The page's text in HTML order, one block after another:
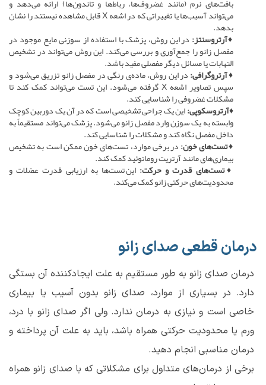
بافت‌های نرم (مانند غضروف‌ها، رباط‌ها و تاندون‌ها) ارائه می‌دهد و
می‌تواند آسیب‌ها یا تغییراتی که در اشعه X قابل مشاهده نیستند را نشان
بدهد.
♦آرتروسنتز: در این روش، پزشک با استفاده از سوزنی مایع موجود در
مفصل زانو را جمع‌آوری و بررسی می‌کند. این روش می‌تواند در تشخیص
التهابات یا مسائل دیگر مفصلی مفید باشد.
♦آرتروگرافی:در این روش، ماده‌ی رنگی در مفصل زانو تزریق می‌شود و
سپس تصاویر اشعه X گرفته می‌شود. این تست می‌تواند کمک کند تا
مشکلات غضروفی را شناسایی کند.
♦آرتروسکوپی:این یک جراحی تشخیصی است که در آن یک دوربین کوچک
وابسته به یک سوزن وارد مفصل زانو می‌شود. پزشک می‌تواند مستقیماً به
داخل مفصل نگاه کند و مشکلات را شناسایی کند.
♦تست‌های خون:در برخی موارد، تست‌های خون ممکن است به تشخیص
بیماری‌های مانند آرتریت روماتوئید کمک کند.
♦تست‌های قدرت و حرکت:این تست‌ها به ارزیابی قدرت عضلات و
محدودیت‌های حرکتی زانو کمک می‌کند.
درمان قطعی صدای زانو
درمان صدای زانو به طور مستقیم به علت ایجادکننده آن بستگی
دارد. در بسیاری از موارد، صدای زانو بدون آسیب یا بیماری
خاصی است و نیازی به درمان ندارد. ولی اگر صدای زانو با درد،
ورم یا محدودیت حرکتی همراه باشد، باید به علت آن پرداخته و
درمان مناسبی انجام دهید.
برخی از درمان‌های متداول برای مشکلاتی که با صدای زانو همراه